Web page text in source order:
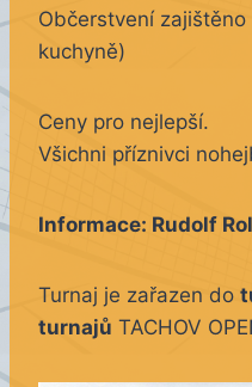
Občerstvení
kuchyně)
Ceny pro nejlepší.
Všichni příznivci
Informace: Rudolf
Turnaj je zařazen do
turnajů TACHOV